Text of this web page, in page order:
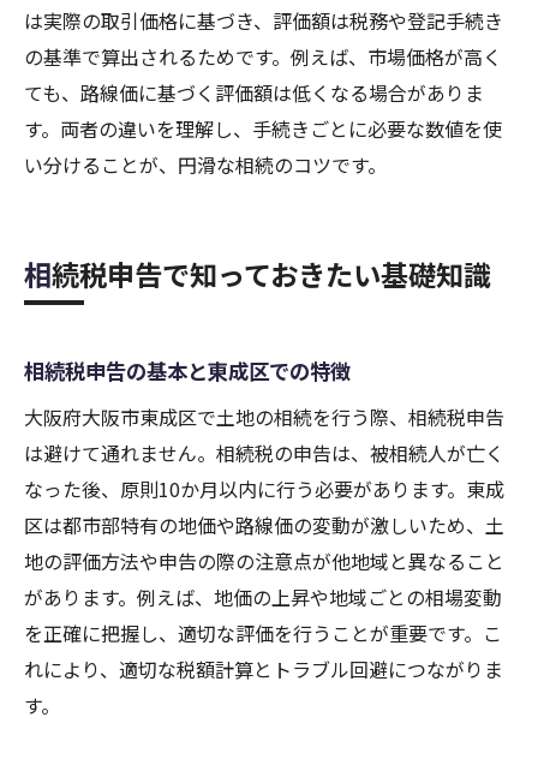
は実際の取引価格に基づき、評価額は税務や登記手続き
の基準で算出されるためです。例えば、市場価格が高く
ても、路線価に基づく評価額は低くなる場合がありま
す。両者の違いを理解し、手続きごとに必要な数値を使
い分けることが、円滑な相続のコツです。
相続税申告で知っておきたい基礎知識
相続税申告の基本と東成区での特徴
大阪府大阪市東成区で土地の相続を行う際、相続税申告
は避けて通れません。相続税の申告は、被相続人が亡く
なった後、原則10か月以内に行う必要があります。東成
区は都市部特有の地価や路線価の変動が激しいため、土
地の評価方法や申告の際の注意点が他地域と異なること
があります。例えば、地価の上昇や地域ごとの相場変動
を正確に把握し、適切な評価を行うことが重要です。こ
れにより、適切な税額計算とトラブル回避につながりま
す。